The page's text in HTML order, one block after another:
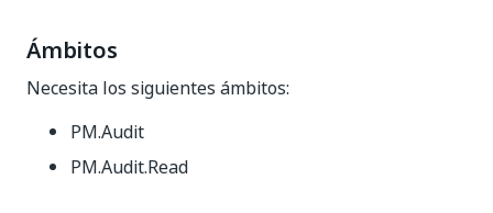
Ámbitos
Necesita los siguientes ámbitos:
PM.Audit
PM.Audit.Read